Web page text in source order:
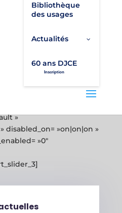
Bibliothèque
des usages
Actualités
60 ans DJCE
Inscription
»
disabled_on= »on|on|on »
»0″